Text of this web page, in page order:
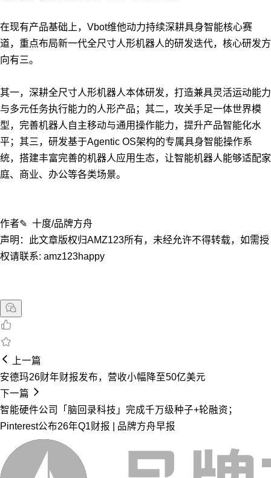
在现有产品基础上，Vbot维他动力持续深耕具身智能核心赛
道，重点布局新一代全尺寸人形机器人的研发迭代，核心研发方
向有三。
其一，深耕全尺寸人形机器人本体研发，打造兼具灵活运动能力
与多元任务执行能力的人形产品；其二，攻关手足一体世界模
型，完善机器人自主移动与通用操作能力，提升产品智能化水
平；其三，研发基于Agentic OS架构的专属具身智能操作系
统，搭建丰富完善的机器人应用生态，让智能机器人能够适配家
庭、商业、办公等各类场景。
作者✎ 十度/品牌方舟
声明：此文章版权归AMZ123所有，未经允许不得转载，如需授
权请联系: amz123happy
上一篇
安德玛26财年财报发布，营收小幅降至50亿美元
下一篇
智能硬件公司「脑回录科技」完成千万级种子+轮融资；
Pinterest公布26年Q1财报 | 品牌方舟早报